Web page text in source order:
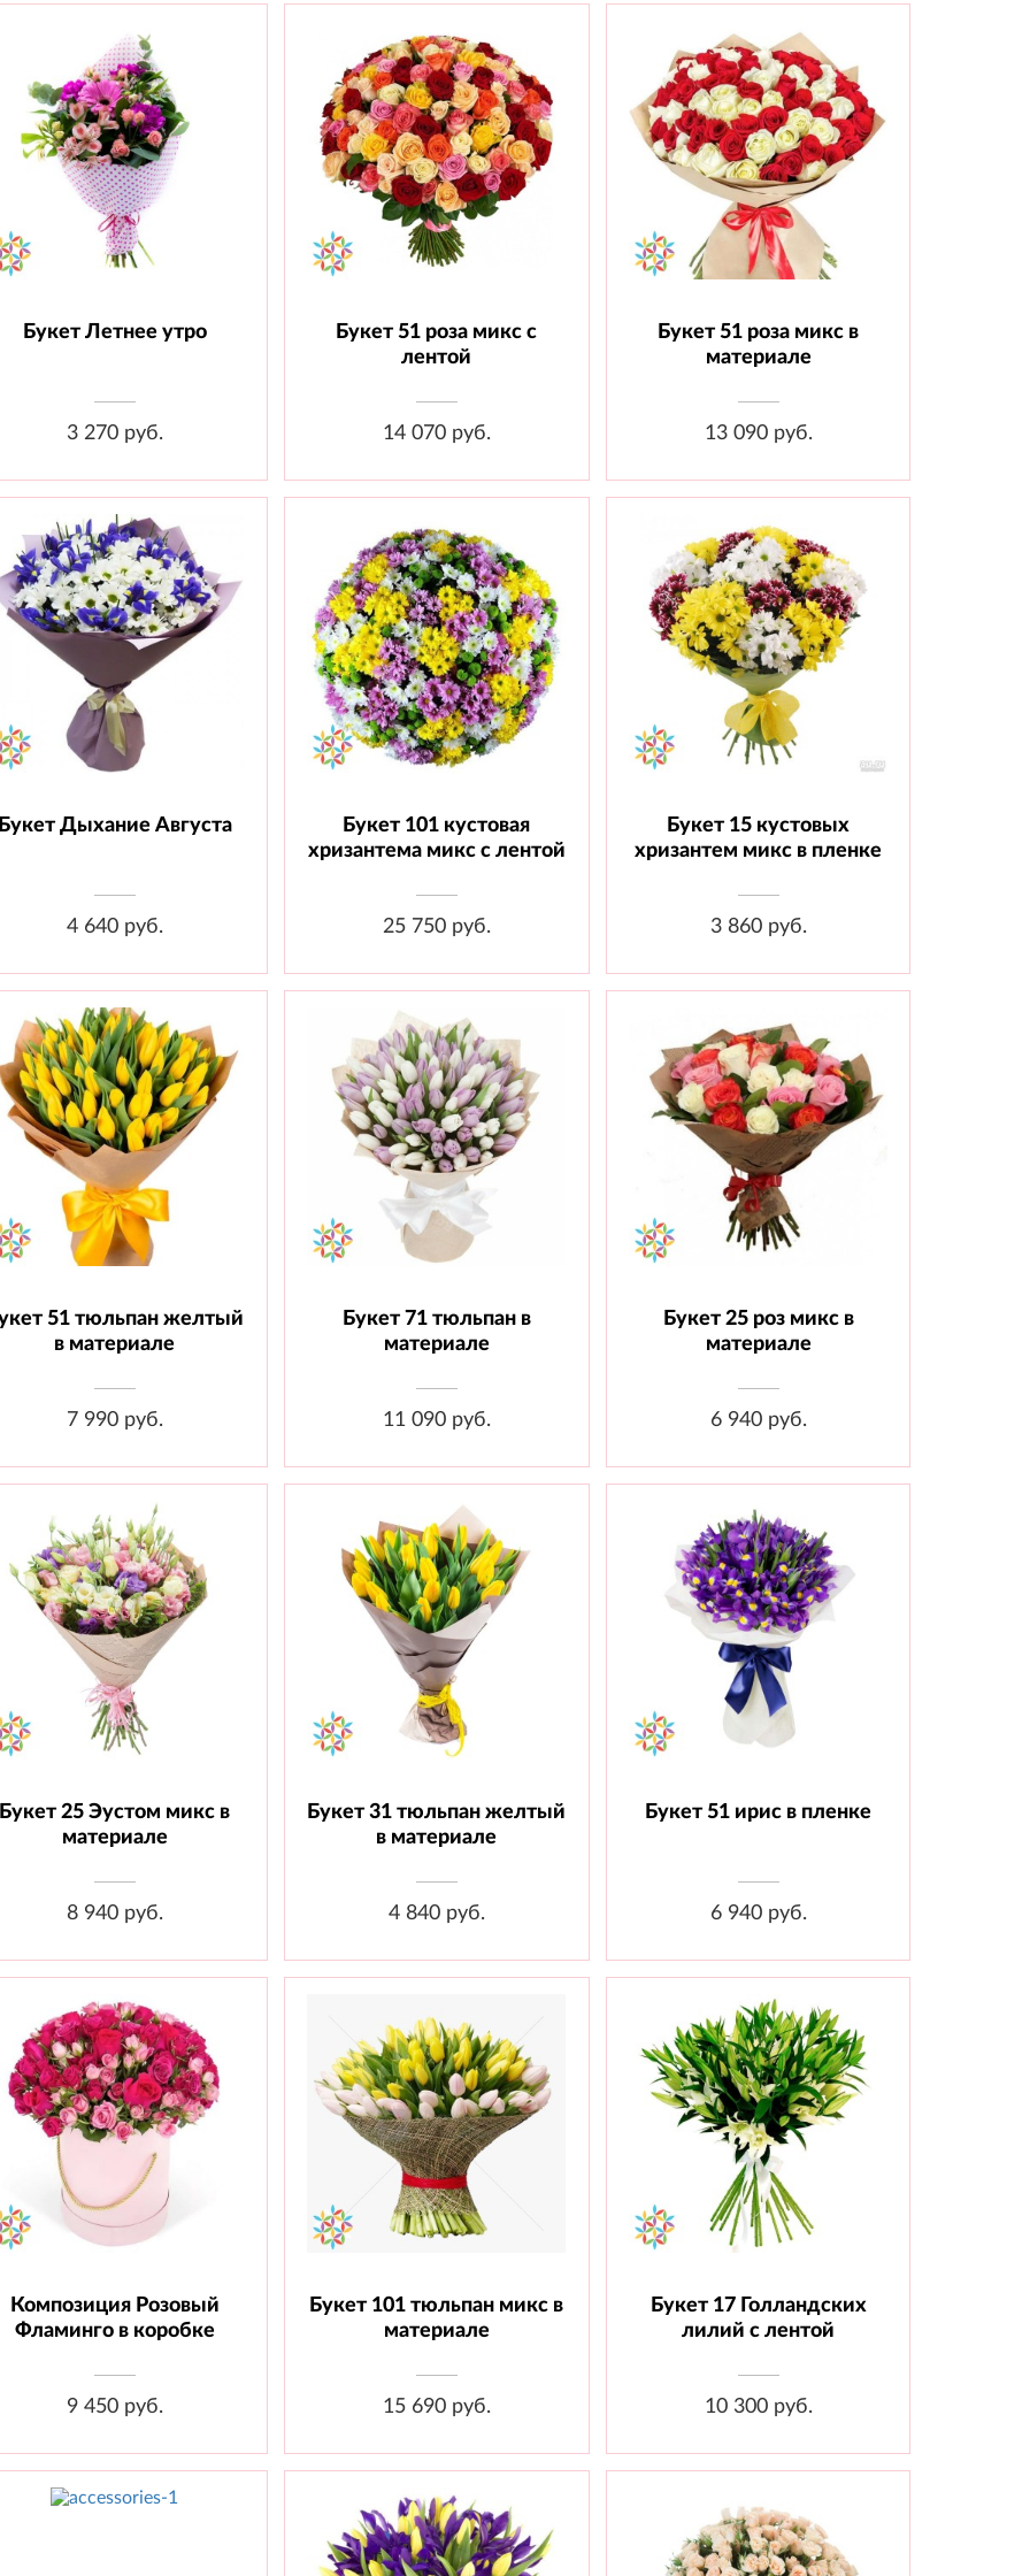
Состав: Кустовая роза - 2 шт.,
Букет Летнее утро
3 270 руб.
Состав: Роза 60 см - 51 шт.,
Лента
Букет 51 роза микс с
лентой
14 070 руб.
Состав: Роза 70 см - 51 шт,
Материал
Букет 51 роза микс в
материале
13 090 руб.
Состав: Ирис - 15 шт.,
Дыхание Августа
4 640 руб.
Состав: Хризантема кустовая -
101 шт., Лента
Букет 101 кустовая
хризантема микс с лентой
25 750 руб.
Состав: Хризантема кустовая -
15 шт., Пленка
Букет 15 кустовых
хризантем микс в пленке
3 860 руб.
Состав: Тюльпан - 51 шт.,
Материал
51 тюльпан желтый
в материале
7 990 руб.
Состав: Тюльпан - 71 шт.,
Материал
Букет 71 тюльпан в
материале
11 090 руб.
Состав: Роза 60 см микс - 25
шт., Материал
Букет 25 роз микс в
материале
6 940 руб.
Состав: Эустома - 25 шт.,
Материал
Букет 25 Эустом микс в
материале
8 940 руб.
Состав: Тюльпан - 31 шт.,
Материал
Букет 31 тюльпан желтый
в материале
4 840 руб.
Состав: Ирис - 51 шт., Пленка
Букет 51 ирис в пленке
6 940 руб.
Роза 50 см- 15 шт, роза
куст. 50 см- 10 шт, Шляпная
Композиция Розовый
Фламинго в коробке
9 450 руб.
Состав: Тюльпан - 101 шт.,
Материал
Букет 101 тюльпан микс в
материале
15 690 руб.
Состав: Лилия 17 шт., Лента
Букет 17 Голландских
лилий с лентой
10 300 руб.